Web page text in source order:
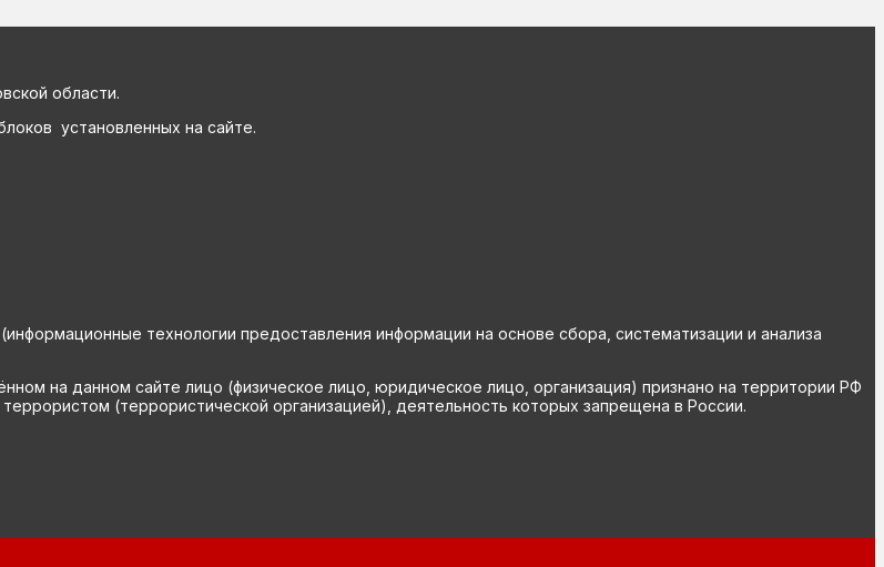
области.
установленных на сайте.
технологии предоставления информации на основе сбора, систематизации и анализа
на данном сайте лицо (физическое лицо, юридическое лицо, организация) признано на территории РФ
(террористической организацией), деятельность которых запрещена в России.